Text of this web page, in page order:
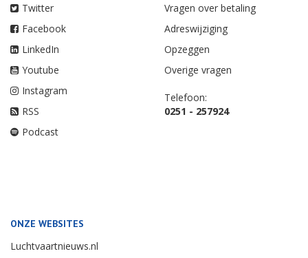
Twitter
Facebook
LinkedIn
Youtube
Instagram
RSS
Podcast
Vragen over betaling
Adreswijziging
Opzeggen
Overige vragen
Telefoon:
0251 - 257924
ONZE WEBSITES
Luchtvaartnieuws.nl